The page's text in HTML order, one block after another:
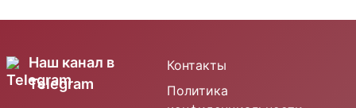
Наш канал в
Telegram
Контакты
Политика